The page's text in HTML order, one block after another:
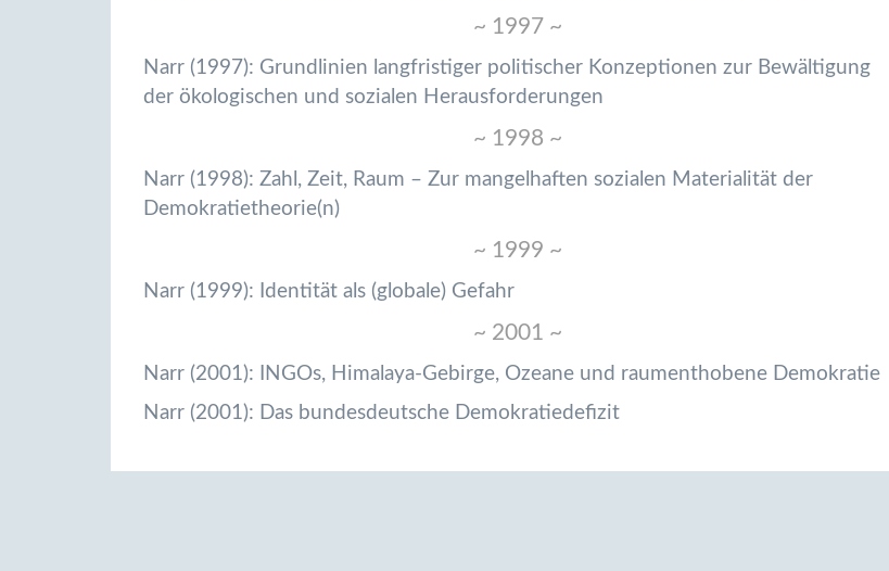
~ 1997 ~
Narr (1997): Grundlinien langfristiger politischer Konzeptionen zur Bewältigung
der ökologischen und sozialen Herausforderungen
~ 1998 ~
Narr (1998): Zahl, Zeit, Raum – Zur mangelhaften sozialen Materialität der
Demokratietheorie(n)
~ 1999 ~
Narr (1999): Identität als (globale) Gefahr
~ 2001 ~
Narr (2001): INGOs, Himalaya-Gebirge, Ozeane und raumenthobene Demokratie
Narr (2001): Das bundesdeutsche Demokratiedefizit